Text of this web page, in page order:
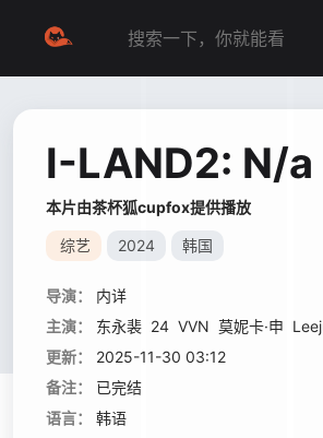
I-LAND2: N/a
本片由茶杯狐cupfox提供播放
综艺 2024 韩国
导演：
内详
主演：
东永裴 24 VVN 莫妮卡·申
更新：
2025-11-30 03:12
备注：
已完结
语言：
韩语